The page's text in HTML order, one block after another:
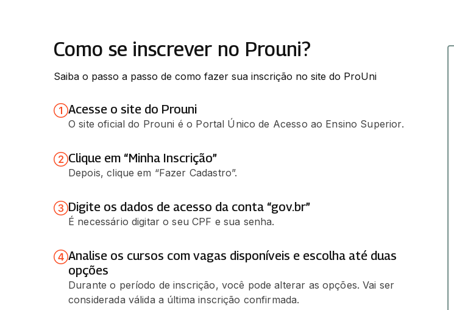
Como se inscrever no Prouni?
Saiba o passo a passo de como fazer sua inscrição no site do ProUni
Acesse o site do Prouni
O site oficial do Prouni é o Portal Único de Acesso ao Ensino Superior.
Clique em “Minha Inscrição”
Depois, clique em “Fazer Cadastro”.
Digite os dados de acesso da conta “gov.br”
É necessário digitar o seu CPF e sua senha.
Analise os cursos com vagas disponíveis e escolha até duas
opções
Durante o período de inscrição, você pode alterar as opções. Vai ser
considerada válida a última inscrição confirmada.